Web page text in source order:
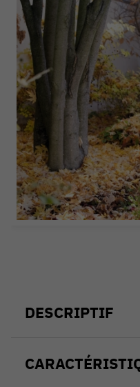
DESCRIPTIF